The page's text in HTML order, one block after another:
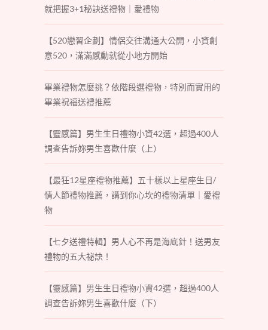
就把握3+1秘訣送禮物｜愛禮物
【520戀習企劃】情侶交往溝通大公開，小資創
意520，滿滿感動就從小地方開始
畢業禮物怎麼挑？依階段選禮物，特別而實用的
畢業祝福送禮推薦
【靈感篇】男生生日禮物小資42選，超過400人
調查告訴妳男生喜歡什麼（上）
【最狂12星座禮物推薦】五十樣以上星座生日/
情人節禮物推薦，講到你心坎的禮物清單｜愛禮
物
【七夕送禮特輯】男人心不再是海底針！送男友
禮物的五大祕訣！
【靈感篇】男生生日禮物小資42選，超過400人
調查告訴妳男生喜歡什麼（下）